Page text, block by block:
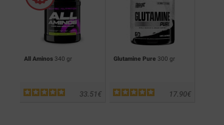
All Aminos 340 gr
€
33.51
Glutamine Pure 300 gr
€
17.90